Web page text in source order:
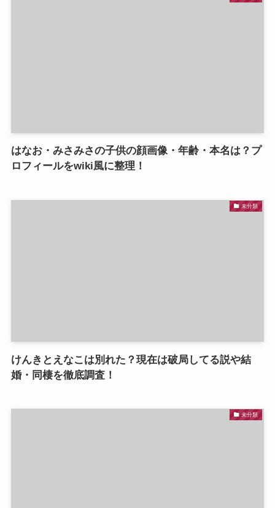
はなお・みさみさの子供の顔画像・年齢・本名は？プ
ロフィールをwiki風に整理！
未分類
けんきとえなこは別れた？現在は破局してる説や結
婚・同棲を徹底調査！
未分類